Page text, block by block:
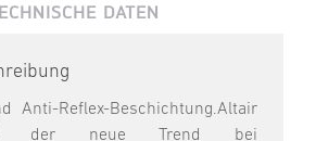
DATEN
Anti-Reflex-Beschichtung.Altair
der neue Trend bei